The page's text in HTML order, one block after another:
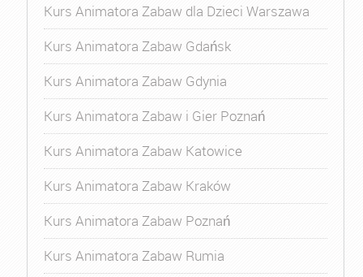
Kurs Animatora Zabaw dla Dzieci Warszawa
Kurs Animatora Zabaw Gdańsk
Kurs Animatora Zabaw Gdynia
Kurs Animatora Zabaw i Gier Poznań
Kurs Animatora Zabaw Katowice
Kurs Animatora Zabaw Kraków
Kurs Animatora Zabaw Poznań
Kurs Animatora Zabaw Rumia